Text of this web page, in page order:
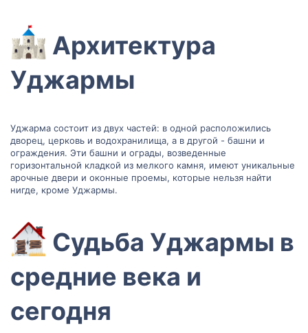
Архитектура
Уджармы​
Уджарма состоит из двух частей: в одной расположились
дворец, церковь и водохранилища, а в другой - башни и
ограждения. Эти башни и ограды, возведенные
горизонтальной кладкой из мелкого камня, имеют уникальные
арочные двери и оконные проемы, которые нельзя найти
нигде, кроме Уджармы.
Судьба Уджармы в
средние века и
сегодня​